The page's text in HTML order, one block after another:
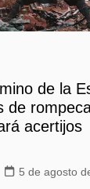
de la
de
acertijos
5 de agosto